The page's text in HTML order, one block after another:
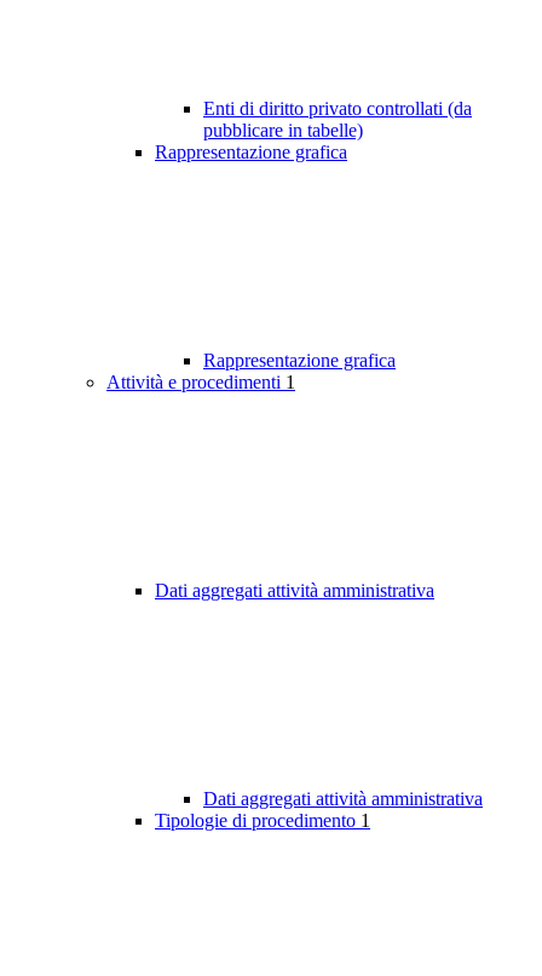
Enti di diritto privato controllati (da
pubblicare in tabelle)
Rappresentazione grafica
Rappresentazione grafica
Attività e procedimenti 1
Dati aggregati attività amministrativa
Dati aggregati attività amministrativa
Tipologie di procedimento 1